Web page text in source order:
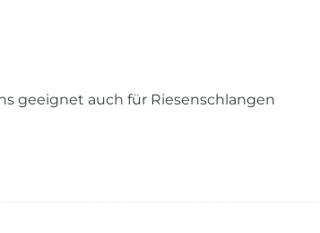
geeignet auch für Riesenschlangen